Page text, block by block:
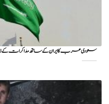
سعودی عرب کا ایران کے ساتھ مذاکرات کے